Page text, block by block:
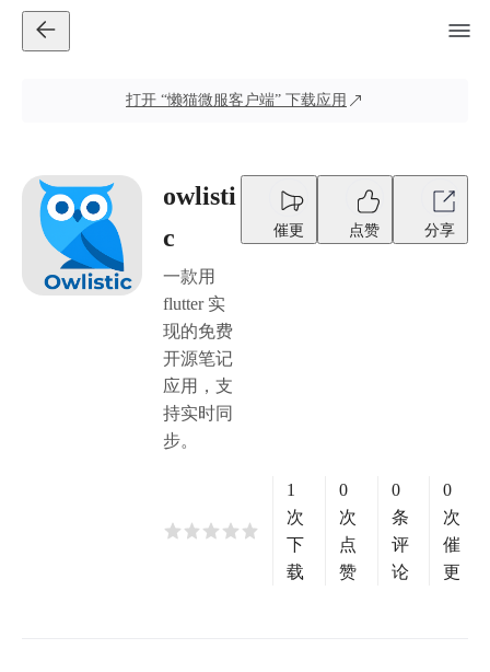
打开 “懒猫微服客户端” 下载应用
owlisti
c
一款用
flutter 实
现的免费
开源笔记
应用，支
持实时同
步。
催更 点赞 分享
1
次
下
载
0
次
点
赞
0
条
评
论
0
次
催
更